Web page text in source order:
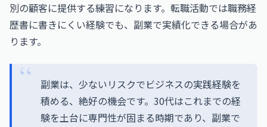
別の顧客に提供する練習になります。転職活動では職務経
歴書に書きにくい経験でも、副業で実績化できる場合があ
ります。
副業は、少ないリスクでビジネスの実践経験を
積める、絶好の機会です。30代はこれまでの経
験を土台に専門性が固まる時期であり、副業で